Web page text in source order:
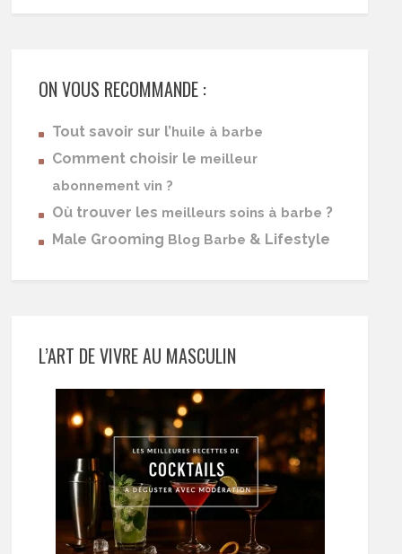
ON VOUS RECOMMANDE :
Tout savoir sur l’huile à barbe
Comment choisir le meilleur
abonnement vin ?
Où trouver les meilleurs soins à barbe ?
Male Grooming Blog Barbe & Lifestyle
L’ART DE VIVRE AU MASCULIN